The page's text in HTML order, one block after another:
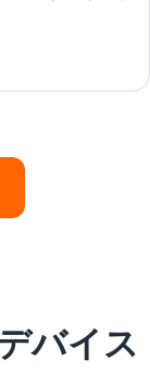
バイス